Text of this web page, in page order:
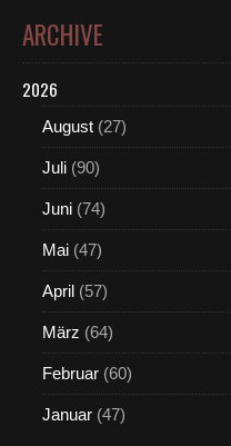
ARCHIVE
2026
August (27)
Juli (90)
Juni (74)
Mai (47)
April (57)
März (64)
Februar (60)
Januar (47)